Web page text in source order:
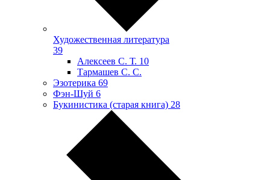
Художественная литература
39
Алексеев С. Т. 10
Тармашев С. С.
Эзотерика 69
Фэн-Шуй 6
Букинистика (старая книга) 28